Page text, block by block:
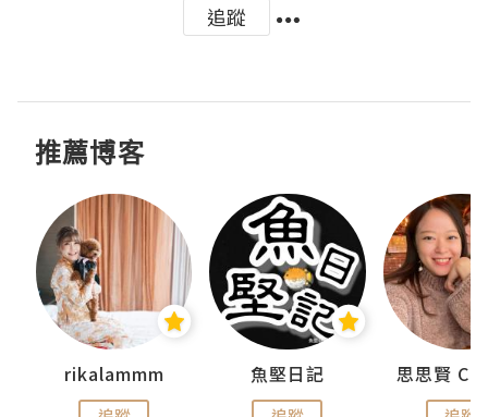
追蹤
推薦博客
rikalammm 魚堅日記